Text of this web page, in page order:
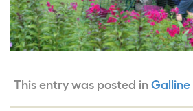
This entry was posted in Galline